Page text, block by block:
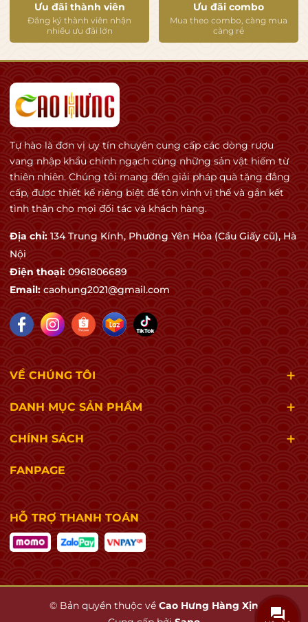
Ưu đãi thành viên
Đăng ký thành viên nhận
nhiều ưu đãi lớn
Ưu đãi combo
Mua theo combo, càng mua
càng rẻ
Tự hào là đơn vị uy tín chuyên cung cấp các dòng rượu
vang nhập khẩu chính ngạch cùng những sản vật hiếm từ
thiên nhiên. Chúng tôi mang đến giải pháp quà tặng đẳng
cấp, được thiết kế riêng biệt để tôn vinh vị thế và gắn kết
tình thân cho mọi đối tác và khách hàng.
Địa chỉ: 134 Trung Kính, Phường Yên Hòa (Cầu Giấy cũ), Hà
Nội
Điện thoại: 0961806689
Email: caohung2021@gmail.com
VỀ CHÚNG TÔI
DANH MỤC SẢN PHẨM
CHÍNH SÁCH
FANPAGE
HỖ TRỢ THANH TOÁN
© Bản quyền thuộc về Cao Hưng Hàng Xịn